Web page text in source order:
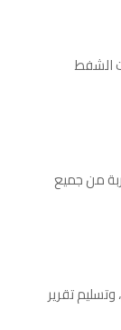
الشفط
من جميع
تقرير